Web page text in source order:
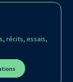
récits, essais,